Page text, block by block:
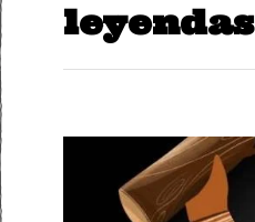
leyendas